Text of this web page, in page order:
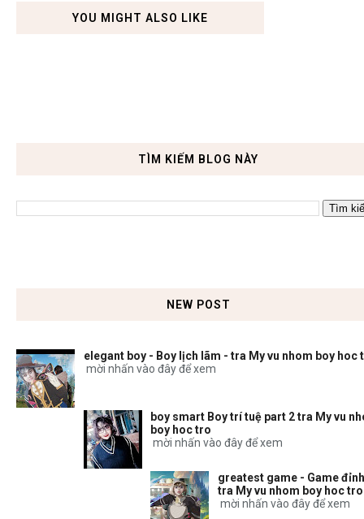
YOU MIGHT ALSO LIKE
TÌM KIẾM BLOG NÀY
NEW POST
elegant boy - Boy lịch lãm - tra My vu nhom boy hoc
mời nhấn vào đây để xem
boy smart Boy trí tuệ part 2 tra My vu
boy hoc tro
mời nhấn vào đây để xem
greatest game - Game
tra My vu nhom boy hoc tro
mời nhấn vào đây để xem